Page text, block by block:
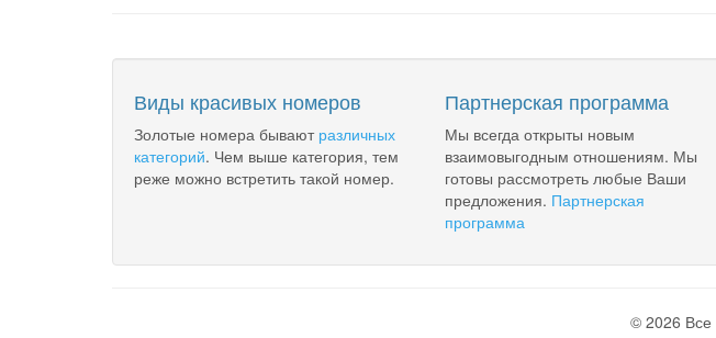
Виды красивых номеров
Золотые номера бывают различных
категорий. Чем выше категория, тем
реже можно встретить такой номер.
Партнерская программа
Мы всегда открыты новым
взаимовыгодным отношениям. Мы
готовы рассмотреть любые Ваши
предложения. Партнерская
программа
© 2026